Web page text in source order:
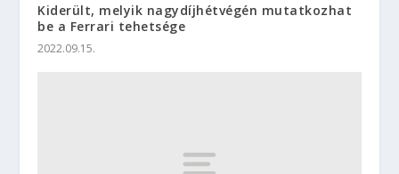
Kiderült, melyik nagydíjhétvégén mutatkozhat
be a Ferrari tehetsége
2022.09.15.